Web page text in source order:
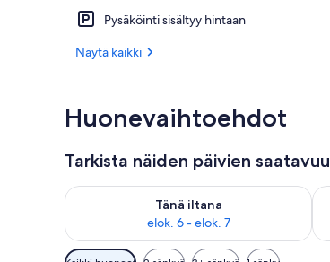
Pysäköinti sisältyy hintaan
Näytä kaikki
Huonevaihtoehdot
Tarkista näiden päivien
Tänä iltana
elok. 6 - elok. 7
Tarkista tämän illan saatavuus elok. 6 -
Huoneille